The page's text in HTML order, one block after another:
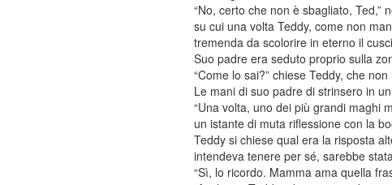
“No, certo che non è sbagliato,
su cui una volta Teddy, come non
tremenda da scolorire in eterno il
Suo padre era seduto proprio sulla
“Come lo sai?” chiese Teddy, che
Le mani di suo padre di strinsero in
“Una volta, uno dei più grandi maghi
un istante di muta riflessione con la
Teddy si chiese qual era la risposta
intendeva tenere per sé, sarebbe
“Sì, lo ricordo. Mamma ama quella